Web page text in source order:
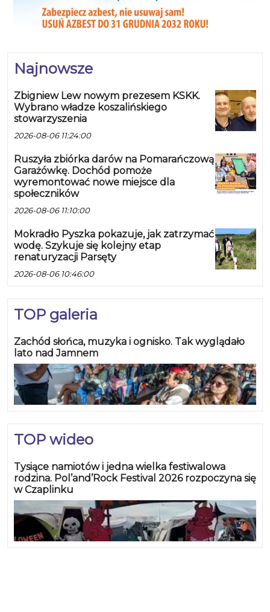
Najnowsze
Zbigniew Lew nowym prezesem KSKK.
Wybrano władze koszalińskiego
stowarzyszenia
2026-08-06 11:24:00
Ruszyła zbiórka darów na Pomarańczową
Garażówkę. Dochód pomoże
wyremontować nowe miejsce dla
społeczników
2026-08-06 11:10:00
Mokradło Pyszka pokazuje, jak zatrzymać
wodę. Szykuje się kolejny etap
renaturyzacji Parsęty
2026-08-06 10:46:00
TOP galeria
Zachód słońca, muzyka i ognisko. Tak wyglądało
lato nad Jamnem
TOP wideo
Tysiące namiotów i jedna wielka festiwalowa
rodzina. Pol’and’Rock Festival 2026 rozpoczyna się
w Czaplinku